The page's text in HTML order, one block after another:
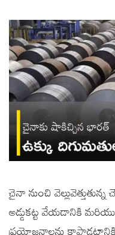
చైనా నుంచి
అడ్డుకట్ట వేయడానికి